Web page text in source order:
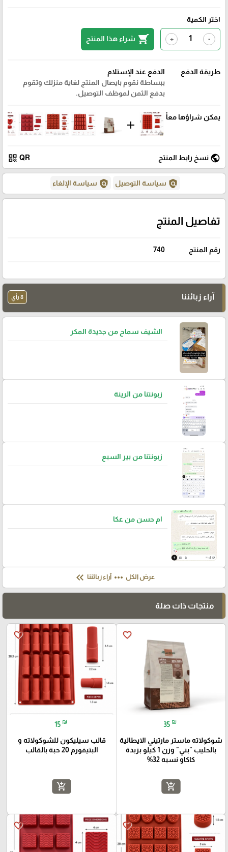
اختر الكمية
-
+
shopping_cart شراء هذا المنتج
طريقة الدفع
الدفع عند الإستلام
ببساطة نقوم بايصال المنتج لغاية منزلك وتقوم
بدفع الثمن لموظف التوصيل.
يمكن شراؤها معاً
add
public نسخ رابط المنتج QR
qr_code
policy سياسة التوصيل policy سياسة الإلغاء
تفاصيل المنتج
رقم المنتج 740
آراء زبائننا 8 رأي
الشيف سماح من جديدة المكر
زبونتنا من الرينة
زبونتنا من بير السبع
ام حسن من عكا
عرض الكل more_horiz آراء زبائننا keyboard_double_arrow_left
منتجات ذات صلة
favorite_border
35 ₪
شوكولاته ماستر مارتيني الايطالية
بالحليب "بني" وزن 1 كيلو بزبدة
كاكاو نسبه 32%
add_shopping_cart
favorite_border
15 ₪
قالب سيليكون للشوكولاته و
البتيفورم 20 حبة بالقالب
add_shopping_cart
favorite_border
favorite_border